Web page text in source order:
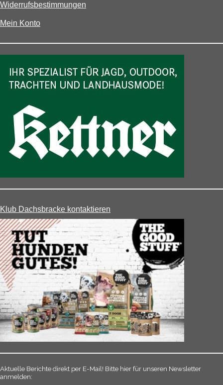
Widerrufsbestimmungen
Mein Konto
Klub Dachsbracke kontaktieren
Aktuelle Berichte direkt per E-Mail! Bitte hier für unseren Newsletter
anmelden: